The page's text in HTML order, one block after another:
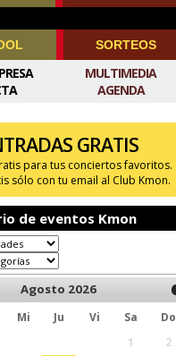
SORTEOS
MULTIMEDIA
AGENDA
GRATIS
para tus conciertos favoritos.
sólo con tu email al Club Kmon.
de eventos Kmon
Agosto 2026
Mi Ju Vi Sa
Do
1
2